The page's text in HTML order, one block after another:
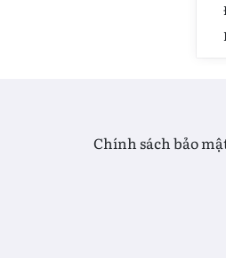
Chính sách bảo